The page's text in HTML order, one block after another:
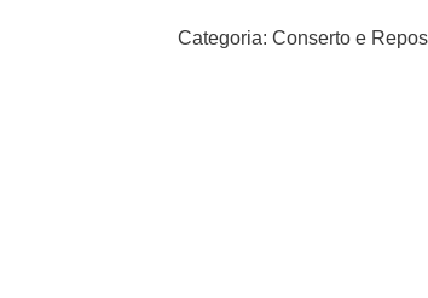
Categoria:Conserto e